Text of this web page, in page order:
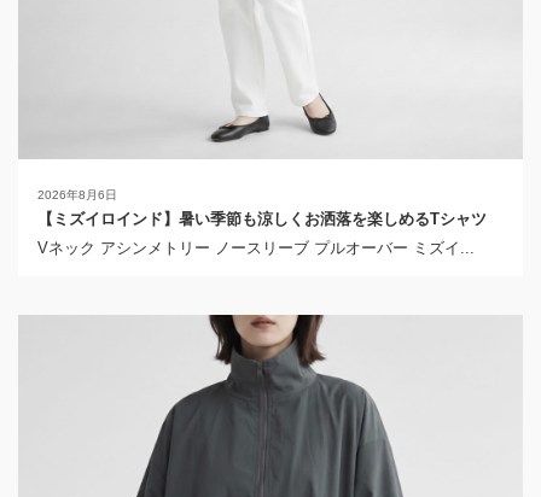
2026年8月6日
【ミズイロインド】暑い季節も涼しくお洒落を楽しめるTシャツ
Vネック アシンメトリー ノースリーブ プルオーバー ミズイ...